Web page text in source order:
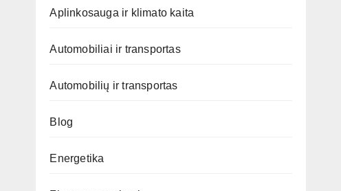
Aplinkosauga ir klimato kaita
Automobiliai ir transportas
Automobilių ir transportas
Blog
Energetika